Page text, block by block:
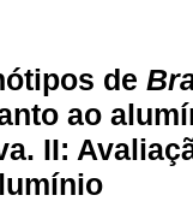
de
ao
II: